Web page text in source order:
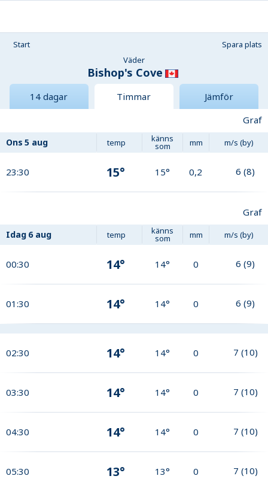
Start
Spara plats
Väder
Bishop's Cove
14 dagar Timmar
Jämför
Graf
Ons 5 aug temp känns
som mm m/s (by)
23:30 15° 15° 0,2 6 (8)
Graf
Idag 6 aug temp känns
som mm m/s (by)
00:30 14° 14° 0 6 (9)
01:30 14° 14° 0 6 (9)
02:30 14° 14° 0 7 (10)
03:30 14° 14° 0 7 (10)
04:30 14° 14° 0 7 (10)
05:30 13° 13° 0 7 (10)